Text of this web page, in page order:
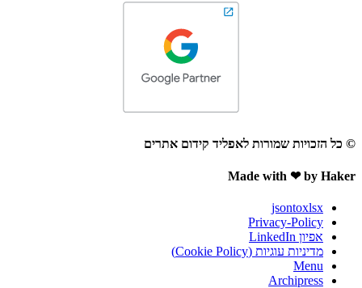
© כל הזכויות שמורות לאפליד קידום אתרים
Made with ❤ by Haker
jsontoxlsx
Privacy-Policy
אפיון LinkedIn
מדיניות עוגיות (Cookie Policy)
Menu
Archipress